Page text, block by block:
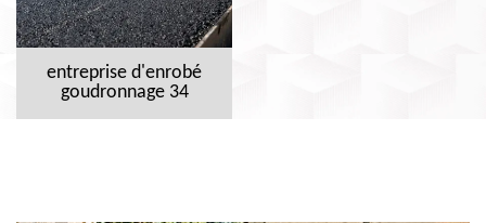
entreprise d'enrobé
goudronnage 34